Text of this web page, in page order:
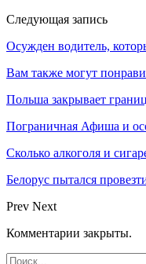
Следующая запись
Осужден водитель,
Вам также могут
Польша закрывает
Пограничная Афиша и
Сколько алкоголя и
Белорус пытался
Prev Next
Комментарии закрыты.